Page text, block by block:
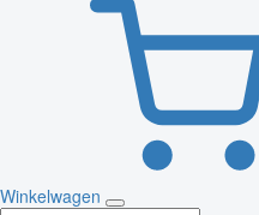
Winkelwagen